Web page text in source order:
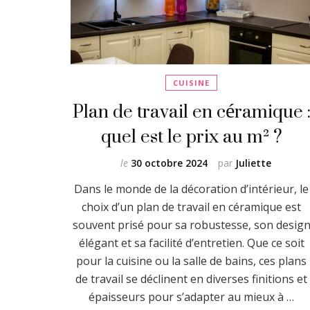
CUISINE
Plan de travail en céramique :
quel est le prix au m² ?
par Juliette
le 30 octobre 2024
Dans le monde de la décoration d’intérieur, le
choix d’un plan de travail en céramique est
souvent prisé pour sa robustesse, son design
élégant et sa facilité d’entretien. Que ce soit
pour la cuisine ou la salle de bains, ces plans
de travail se déclinent en diverses finitions et
épaisseurs pour s’adapter au mieux à …